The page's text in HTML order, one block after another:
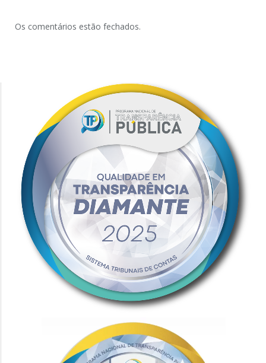
Os comentários estão fechados.